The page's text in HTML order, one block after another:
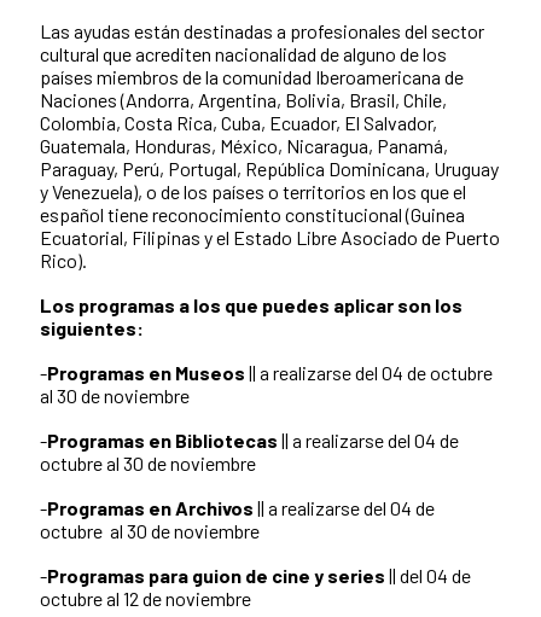
Las ayudas están destinadas a profesionales del sector
cultural que acrediten nacionalidad de alguno de los
países miembros de la comunidad Iberoamericana de
Naciones (Andorra, Argentina, Bolivia, Brasil, Chile,
Colombia, Costa Rica, Cuba, Ecuador, El Salvador,
Guatemala, Honduras, México, Nicaragua, Panamá,
Paraguay, Perú, Portugal, República Dominicana, Uruguay
y Venezuela), o de los países o territorios en los que el
español tiene reconocimiento constitucional (Guinea
Ecuatorial, Filipinas y el Estado Libre Asociado de Puerto
Rico).
Los programas a los que puedes aplicar son los
siguientes:
-Programas en Museos || a realizarse del 04 de octubre
al 30 de noviembre
-Programas en Bibliotecas || a realizarse del 04 de
octubre al 30 de noviembre
-Programas en Archivos || a realizarse del 04 de
octubre al 30 de noviembre
-Programas para guion de cine y series || del 04 de
octubre al 12 de noviembre